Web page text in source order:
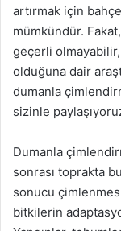
artırmak için
mümkündür.
geçerli
olduğuna dair
dumanla
sizinle
Dumanla
sonrası toprakta
sonucu
bitkilerin